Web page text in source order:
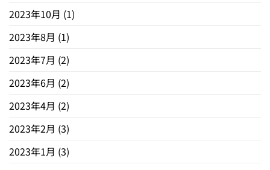
2023年10月 (1)
2023年8月 (1)
2023年7月 (2)
2023年6月 (2)
2023年4月 (2)
2023年2月 (3)
2023年1月 (3)